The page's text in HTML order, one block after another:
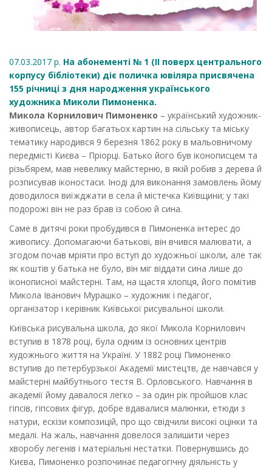
07.03.2017 р. На абонементі № 1 (ІІ поверх центрального
корпусу бібліотеки) діє поличка ювіляра присвячена
155 річниці з дня народження українського
художника Миколи Пимоненка.
Микола Корнилович Пимоненко – український художник-
живописець, автор багатьох картин на сільську та міську
тематику народився 9 березня 1862 року в мальовничому
передмісті Києва – Пріорці. Батько його був іконописцем та
різьбярем, мав невелику майстерню, в якій робив з дерева й
розписував іконостаси. Іноді для виконання замовлень йому
доводилося виїжджати в села й містечка Київщини; у такі
подорожі він не раз брав із собою й сина.
Саме в дитячі роки пробудився в Пимоненка інтерес до
живопису. Допомагаючи батькові, він вчився малювати, а
згодом почав мріяти про вступ до художньої школи, але так
як коштів у батька не було, він міг віддати сина лише до
іконописної майстерні. Там, на щастя хлопця, його помітив
Микола Іванович Мурашко – художник і педагог,
організатор і керівник Київської рисувальної школи.
Київська рисувальна школа, до якої Микола Корнилович
вступив в 1878 році, була одним із основних центрів
художнього життя на Україні. У 1882 році Пимоненко
вступив до петербурзької Академії мистецтв, де навчався у
майстерні майбутнього тестя В. Орловського. Навчання в
академії йому давалося легко – за один рік пройшов клас
гіпсів, гіпсових фігур, добре вдавалися малюнки, етюди з
натури, ескізи композицій, про що свідчили високі оцінки та
медалі. На жаль, навчання довелося залишити через
хворобу легенів і матеріальні нестатки. Повернувшись до
Києва, Пимоненко розпочинає педагогічну діяльність у